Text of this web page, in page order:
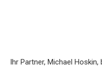
Ihr Partner, Michael